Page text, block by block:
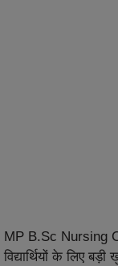
MP B.Sc Nursing
विद्यार्थियों के लिए